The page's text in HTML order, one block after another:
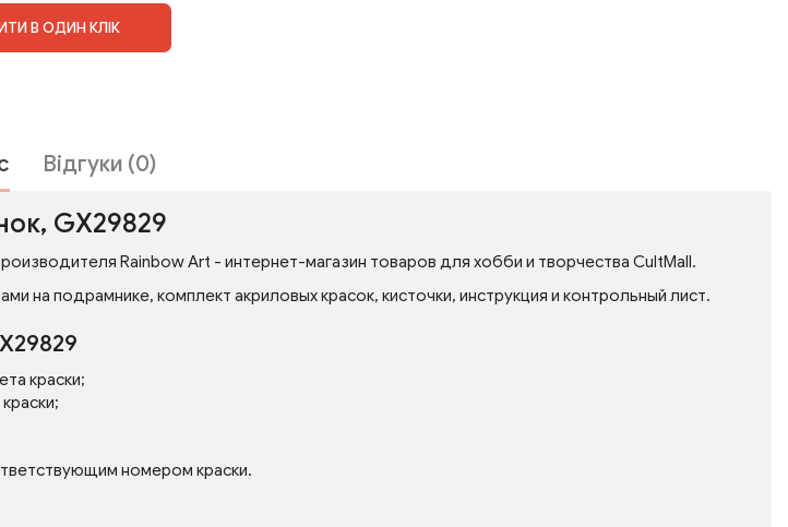
В ОДИН КЛІК
Відгуки (0)
GX29829
Rainbow Art - интернет-магазин товаров для хобби и творчества CultMall.
подрамнике, комплект акриловых красок, кисточки, инструкция и контрольный лист.
краски;
номером краски.